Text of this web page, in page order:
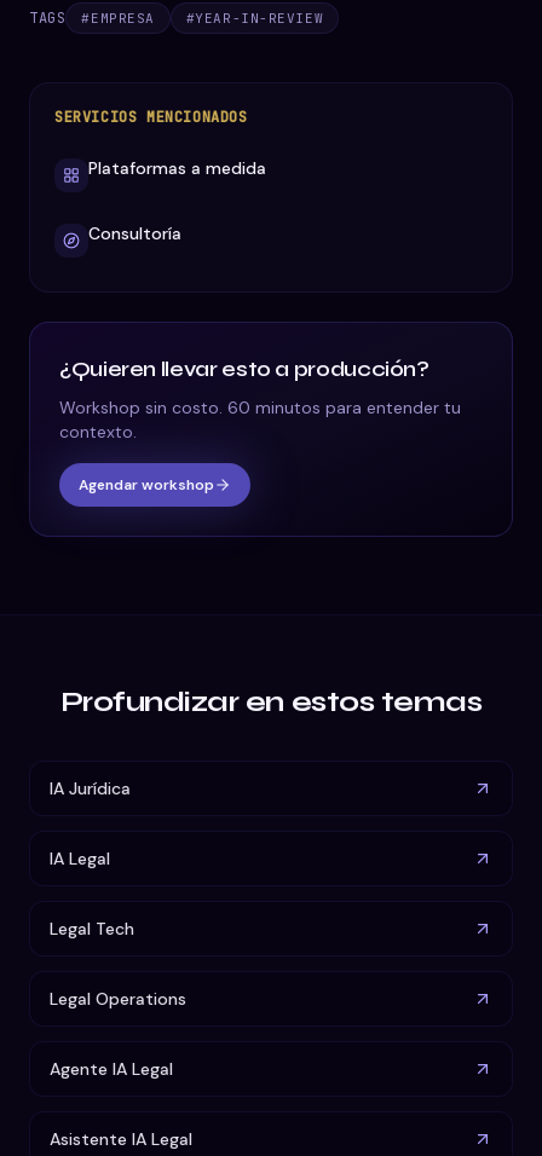
TAGS #EMPRESA #YEAR-IN-REVIEW
SERVICIOS MENCIONADOS
Plataformas a medida
Consultoría
¿Quieren llevar esto a producción?
Workshop sin costo. 60 minutos para entender tu
contexto.
Agendar workshop
Profundizar en estos temas
IA Jurídica
IA Legal
Legal Tech
Legal Operations
Agente IA Legal
Asistente IA Legal